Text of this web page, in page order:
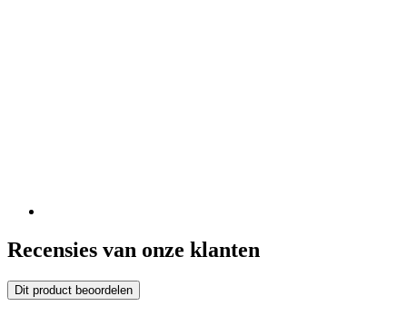
Recensies van onze klanten
Dit product beoordelen